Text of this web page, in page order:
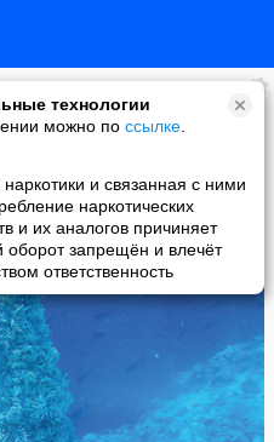
технологии
можно по ссылке
и связанная с ними
наркотических
и их аналогов причиняет
оборот запрещён и влечёт
ответственность
TNK"